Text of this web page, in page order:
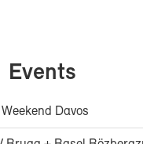
Events
Davos